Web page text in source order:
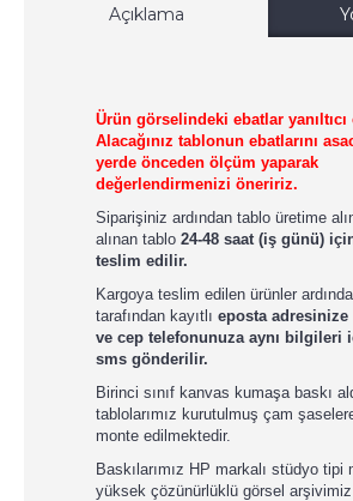
Açıklama
Ürün görselindeki ebatlar
Alacağınız tablonun ebatlarını
yerde önceden ölçüm yaparak
değerlendirmenizi öneririz.
Siparişiniz ardından tablo üretime
alınan tablo 24-48 saat (iş günü)
teslim edilir.
Kargoya teslim edilen ürünler
tarafından kayıtlı eposta
ve cep telefonunuza aynı bilgileri
sms gönderilir.
Birinci sınıf kanvas kumaşa baskı
tablolarımız kurutulmuş çam
monte edilmektedir.
Baskılarımız HP markalı stüdyo tipi
yüksek çözünürlüklü görsel arşivimiz